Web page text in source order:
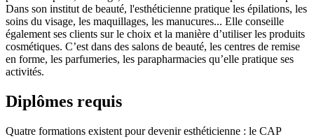
Dans son institut de beauté, l'esthéticienne pratique les épilations, les
soins du visage, les maquillages, les manucures... Elle conseille
également ses clients sur le choix et la manière d’utiliser les produits
cosmétiques. C’est dans des salons de beauté, les centres de remise
en forme, les parfumeries, les parapharmacies qu’elle pratique ses
activités.
Diplômes requis
Quatre formations existent pour devenir esthéticienne : le CAP